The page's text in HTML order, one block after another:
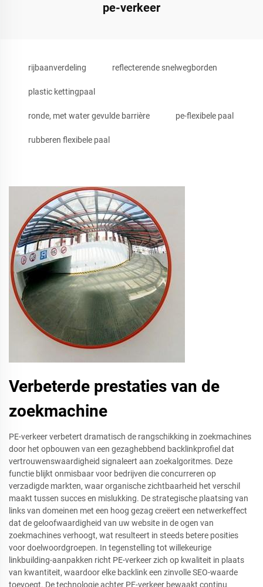
pe-verkeer
rijbaanverdeling reflecterende snelwegborden
plastic kettingpaal
ronde, met water gevulde barrière pe-flexibele paal
rubberen flexibele paal
Verbeterde prestaties van de
zoekmachine
PE-verkeer verbetert dramatisch de rangschikking in zoekmachines
door het opbouwen van een gezaghebbend backlinkprofiel dat
vertrouwenswaardigheid signaleert aan zoekalgoritmes. Deze
functie blijkt onmisbaar voor bedrijven die concurreren op
verzadigde markten, waar organische zichtbaarheid het verschil
maakt tussen succes en mislukking. De strategische plaatsing van
links van domeinen met een hoog gezag creëert een netwerkeffect
dat de geloofwaardigheid van uw website in de ogen van
zoekmachines verhoogt, wat resulteert in steeds betere posities
voor doelwoordgroepen. In tegenstelling tot willekeurige
linkbuilding-aanpakken richt PE-verkeer zich op kwaliteit in plaats
van kwantiteit, waardoor elke backlink een zinvolle SEO-waarde
toevoegt. De technologie achter PE-verkeer bewaakt continu